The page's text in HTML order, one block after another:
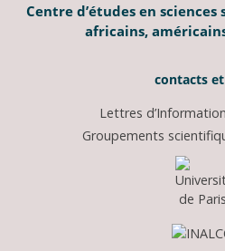
Centre d’études en sciences
africains,
contacts et
Lettres
Groupements